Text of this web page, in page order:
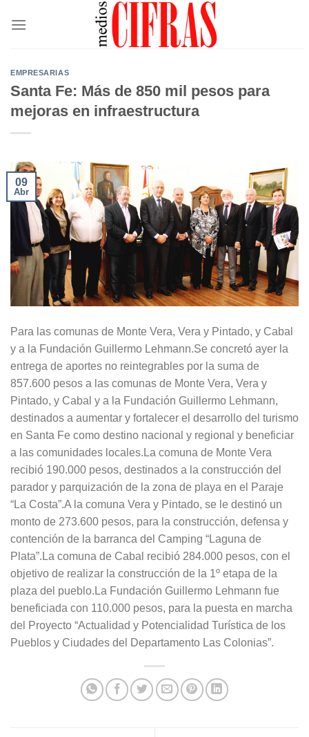
EMPRESARIAS
Santa Fe: Más de 850 mil pesos para
mejoras en infraestructura
09
Abr
Para las comunas de Monte Vera, Vera y Pintado, y Cabal
y a la Fundación Guillermo Lehmann.Se concretó ayer la
entrega de aportes no reintegrables por la suma de
857.600 pesos a las comunas de Monte Vera, Vera y
Pintado, y Cabal y a la Fundación Guillermo Lehmann,
destinados a aumentar y fortalecer el desarrollo del turismo
en Santa Fe como destino nacional y regional y beneficiar
a las comunidades locales.La comuna de Monte Vera
recibió 190.000 pesos, destinados a la construcción del
parador y parquización de la zona de playa en el Paraje
“La Costa”.A la comuna Vera y Pintado, se le destinó un
monto de 273.600 pesos, para la construcción, defensa y
contención de la barranca del Camping “Laguna de
Plata”.La comuna de Cabal recibió 284.000 pesos, con el
objetivo de realizar la construcción de la 1º etapa de la
plaza del pueblo.La Fundación Guillermo Lehmann fue
beneficiada con 110.000 pesos, para la puesta en marcha
del Proyecto “Actualidad y Potencialidad Turística de los
Pueblos y Ciudades del Departamento Las Colonias”.